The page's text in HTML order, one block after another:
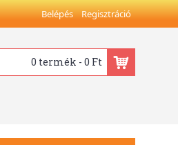
Belépés Regisztráció
0 termék - 0 Ft